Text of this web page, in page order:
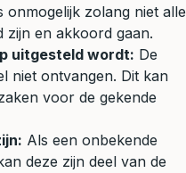
onmogelijk zolang niet alle
zijn en akkoord gaan.
uitgesteld wordt: De
niet ontvangen. Dit kan
voor de gekende
Als een onbekende
deze zijn deel van de